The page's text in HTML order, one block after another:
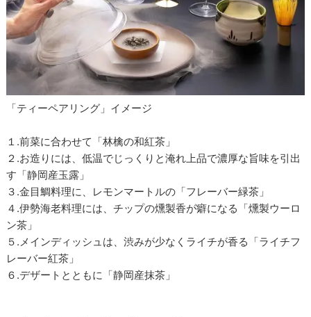
「ティーペアリング」イメージ
１.前菜に合わせて「林檎の和紅茶」
２.お造りには、低温でじっくりと淹れ上品で濃厚な旨味を引出
す「静岡産玉露」
３.金目鯛料理に、レモンマートルの「フレーバー緑茶」
４.伊勢海老料理には、チップの燻製香が癖になる「燻製ウーロ
ン茶」
５.メインディッシュは、渋みが少なくライチが香る「ライチフ
レーバー紅茶」
６.デザートとともに「静岡産抹茶」